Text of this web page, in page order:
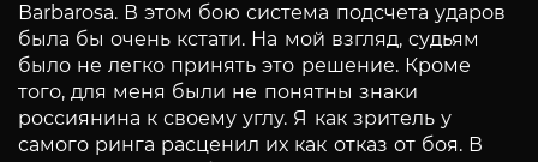
Вarbarosa. В этом бою система подсчета ударов
была бы очень кстати. На мой взгляд, судьям
было не легко принять это решение. Кроме
того, для меня были не понятны знаки
россиянина к своему углу. Я как зритель у
самого ринга расценил их как отказ от боя. В